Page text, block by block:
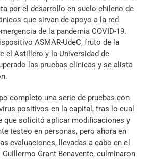
por el desarrollo en suelo chileno de
que sirvan de apoyo a la red
de la pandemia COVID-19.
ASMAR-UdeC, fruto de la
el Astillero y la Universidad de
las pruebas clínicas y se alista
completó una serie de pruebas con
positivos en la capital, tras lo cual
que solicitó aplicar modificaciones y
testeo en personas, pero ahora en
evaluaciones, llevadas a cabo en el
Grant Benavente, culminaron